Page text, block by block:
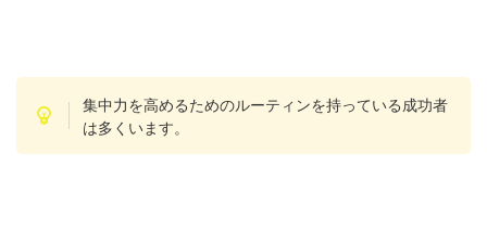
集中力を高めるためのルーティンを持っている成功者
は多くいます。